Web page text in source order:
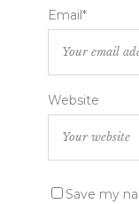
Email*
Website
Save my